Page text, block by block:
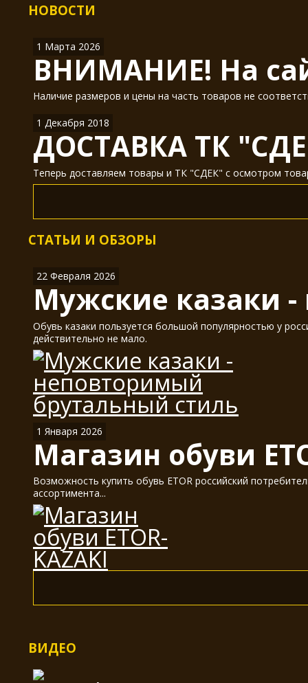
НОВОСТИ
1 Марта 2026
ВНИМАНИЕ! На
Наличие размеров и цены на часть товаров не
1 Декабря 2018
ДОСТАВКА ТК
Теперь доставляем товары и ТК "СДЕК" с осмотром
СТАТЬИ И ОБЗОРЫ
22 Февраля 2026
Мужские казаки
Обувь казаки пользуется большой популярностью у
действительно не мало.
1 Января 2026
Магазин обуви
Возможность купить обувь ETOR российский
ассортимента...
ВИДЕО